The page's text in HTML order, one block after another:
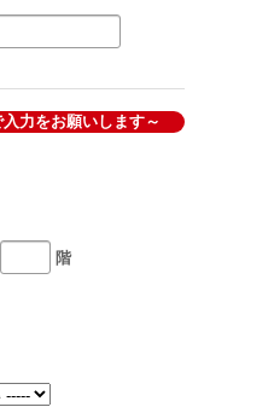
力をお願いします～
階